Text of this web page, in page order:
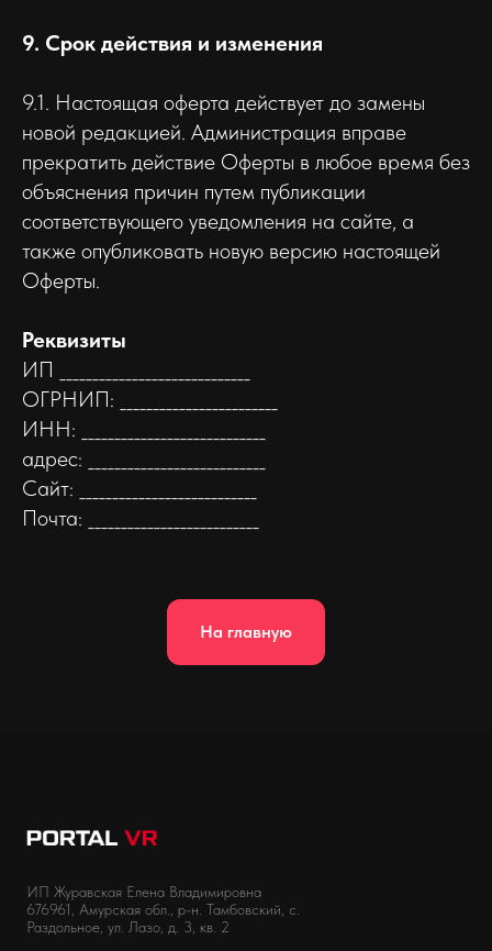
9. Срок действия и изменения
9.1. Настоящая оферта действует до замены
новой редакцией. Администрация вправе
прекратить действие Оферты в любое время без
объяснения причин путем публикации
соответствующего уведомления на сайте, а
также опубликовать новую версию настоящей
Оферты.
Реквизиты
ИП _____________________________
ОГРНИП: ________________________
ИНН: ____________________________
адрес: ___________________________
Сайт: ___________________________
Почта: __________________________
На главную
ИП Журавская Елена Владимировна
676961, Амурская обл., р-н. Тамбовский, с.
Раздольное, ул. Лазо, д. 3, кв. 2